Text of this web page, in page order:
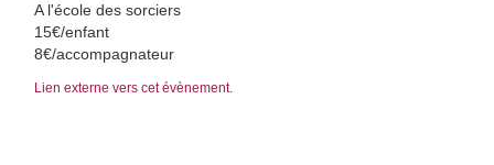
A l'école des sorciers
15€/enfant
8€/accompagnateur
Lien externe vers cet évènement.